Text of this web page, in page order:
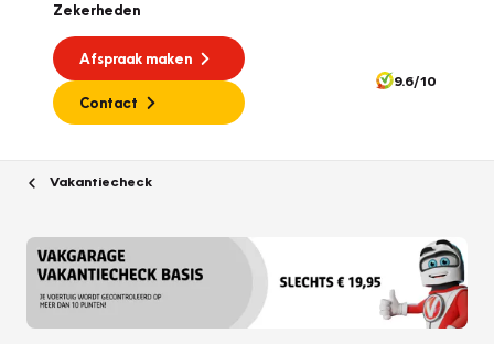
Zekerheden
Afspraak maken
Contact
9.6/10
Vakantiecheck